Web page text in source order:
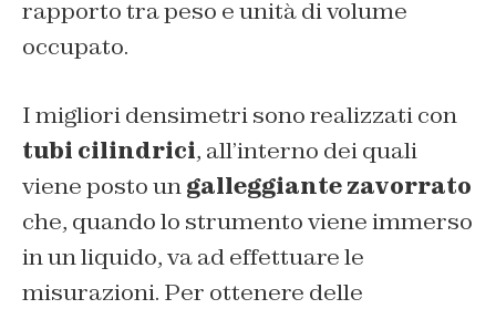
rapporto tra peso e unità di volume
occupato.
I migliori densimetri sono realizzati con
tubi cilindrici, all’interno dei quali
viene posto ungalleggiante zavorrato
che, quando lo strumento viene immerso
in un liquido, va ad effettuare le
misurazioni. Per ottenere delle